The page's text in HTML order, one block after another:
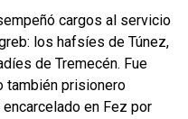
cargos al servicio
los hafsíes de Túnez,
de Tremecén. Fue
también prisionero
en Fez por